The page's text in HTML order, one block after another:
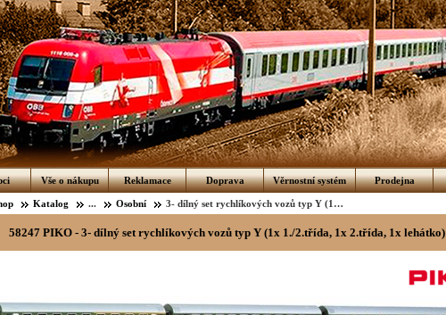
Vše o nákupu Reklamace Doprava Věrnostní systém Prodejna
Katalog ... Osobní 3- dílný set rychlíkových vozů typ Y (1x 1./2.třída, 1x 2.třída, 1x lehátko)
58247 PIKO - 3- dílný set rychlíkových vozů typ Y (1x 1./2.třída, 1x 2.třída, 1x lehátko)